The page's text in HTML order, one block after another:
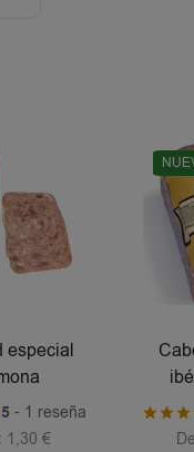
especial
5- 1 reseña
1,30€